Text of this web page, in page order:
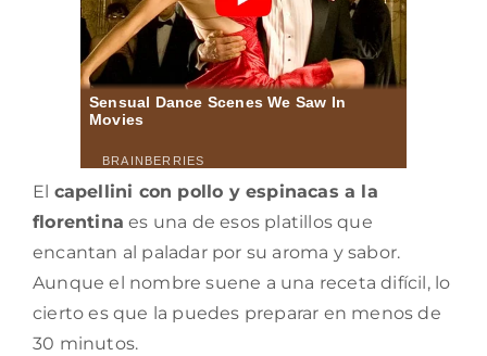
El capellini con pollo y espinacas a la
florentina es una de esos platillos que
encantan al paladar por su aroma y sabor.
Aunque el nombre suene a una receta difícil, lo
cierto es que la puedes preparar en menos de
30 minutos.